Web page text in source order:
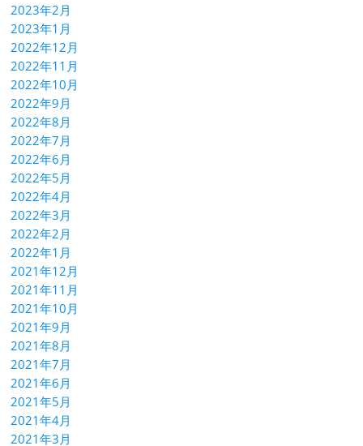
2023年2月
2023年1月
2022年12月
2022年11月
2022年10月
2022年9月
2022年8月
2022年7月
2022年6月
2022年5月
2022年4月
2022年3月
2022年2月
2022年1月
2021年12月
2021年11月
2021年10月
2021年9月
2021年8月
2021年7月
2021年6月
2021年5月
2021年4月
2021年3月